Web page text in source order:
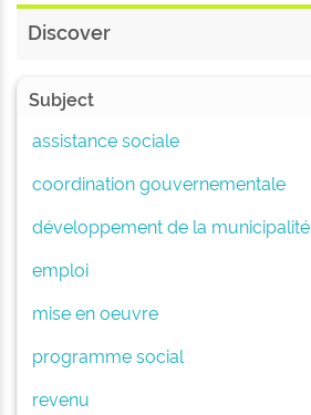
Discover
Subject
assistance sociale
coordination gouvernementale
développement de la municipalité
emploi
mise en oeuvre
programme social
revenu